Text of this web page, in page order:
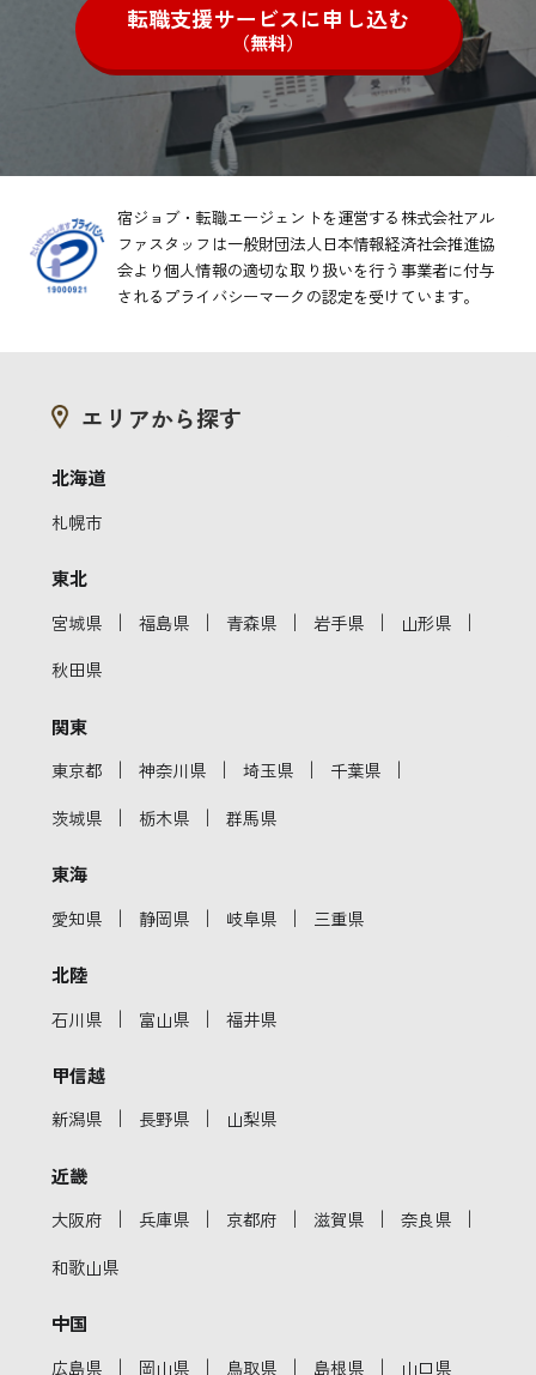
転職支援サービスに申し込む
（無料）
宿ジョブ・転職エージェントを運営する株式会社アル
ファスタッフは一般財団法人日本情報経済社会推進協
会より個人情報の適切な取り扱いを行う事業者に付与
されるプライバシーマークの認定を受けています。
エリアから探す
北海道
札幌市
東北
宮城県 ｜ 福島県 ｜ 青森県 ｜ 岩手県 ｜ 山形県 ｜
秋田県
関東
東京都 ｜ 神奈川県 ｜ 埼玉県 ｜ 千葉県 ｜
茨城県 ｜ 栃木県 ｜ 群馬県
東海
愛知県 ｜ 静岡県 ｜ 岐阜県 ｜ 三重県
北陸
石川県 ｜ 富山県 ｜ 福井県
甲信越
新潟県 ｜ 長野県 ｜ 山梨県
近畿
大阪府 ｜ 兵庫県 ｜ 京都府 ｜ 滋賀県 ｜ 奈良県 ｜
和歌山県
中国
広島県 ｜ 岡山県 ｜ 鳥取県 ｜ 島根県 ｜ 山口県